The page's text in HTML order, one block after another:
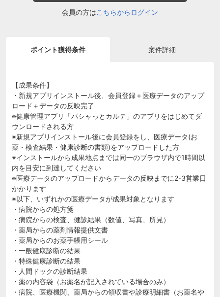
会員の方はこちらからログイン
ポイント獲得条件 案件詳細
【成果条件】
・新規アプリインストール後、会員登録＋医療データのアップ
ロード＋データの反映完了
※健康管理アプリ「パシャっとカルテ」のアプリをはじめてダ
ウンロードされる方
※新規アプリインストール後に会員登録をし、医療データ(お
薬・検査結果・健康診断の書類)をアップロードした方
※インストールから成果地点までは同一のブラウザ内で1時間以
内を目安に到達してください
※医療データのアップロードからデータの反映までに2-3営業日
かかります
※以下、いずれかの医療データが成果対象となります
・病院からの処方箋
・病院からの検査、健診結果（数値、写真、所見）
・薬局からの薬剤情報提供文書
・薬局からのお薬手帳用シール
・一般健康診断の結果
・特殊健康診断の結果
・人間ドックの診断結果
・薬の内容袋（お薬名が記入されている場合のみ）
・病院、医療機関、薬局からの領収書や診療明細書（お薬名や